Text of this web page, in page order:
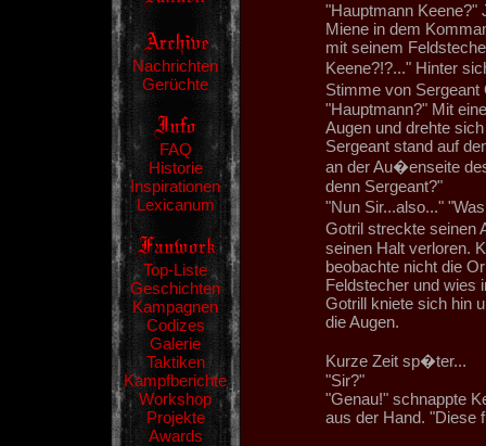
Nachrichten
Gerüchte
FAQ
Historie
Inspirationen
Lexicanum
Top-Liste
Geschichten
Kampagnen
Codizes
Galerie
Taktiken
Kampfberichte
Workshop
Projekte
Awards
"Hauptmann Keene?"
Miene in dem
mit seinem
Keene?!?..." Hinter
Stimme von
"Hauptmann?" Mit
Augen und drehte
Sergeant stand auf
an der Au�enseite
denn Sergeant?"
"Nun Sir...also..."
Gotril streckte seinen
seinen Halt verloren.
beobachte nicht die
Feldstecher und wies
Gotrill kniete sich hin
die Augen.
Kurze Zeit sp�ter...
"Sir?"
"Genau!" schnappte
aus der Hand. "Diese